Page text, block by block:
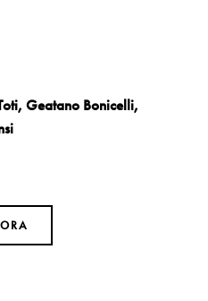
Geatano Bonicelli,